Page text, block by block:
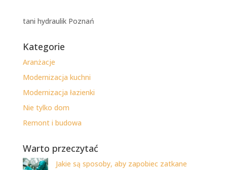
tani hydraulik Poznań
Kategorie
Aranżacje
Modernizacja kuchni
Modernizacja łazienki
Nie tylko dom
Remont i budowa
Warto przeczytać
Jakie są sposoby, aby zapobiec zatkane